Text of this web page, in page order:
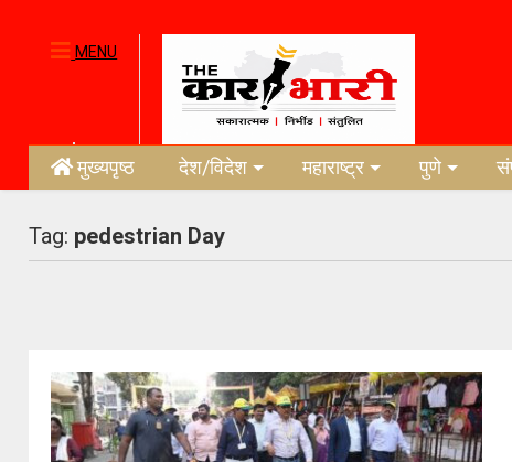
MENU
मुख्यपृष्ठ देश/विदेश महाराष्ट्र पुणे
Tag: pedestrian Day